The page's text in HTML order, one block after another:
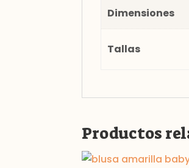
Dimensiones
Tallas
Productos